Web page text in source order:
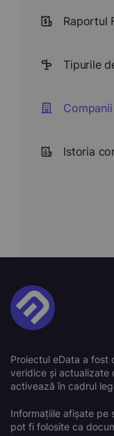
Raportul
Tipurile
Istoria
Proiectul eData a
veridice și actualizate
activează în cadrul
Informațiile afișate pe
pot fi folosite ca